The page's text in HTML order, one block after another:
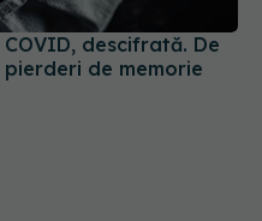
descifrată. De
de memorie